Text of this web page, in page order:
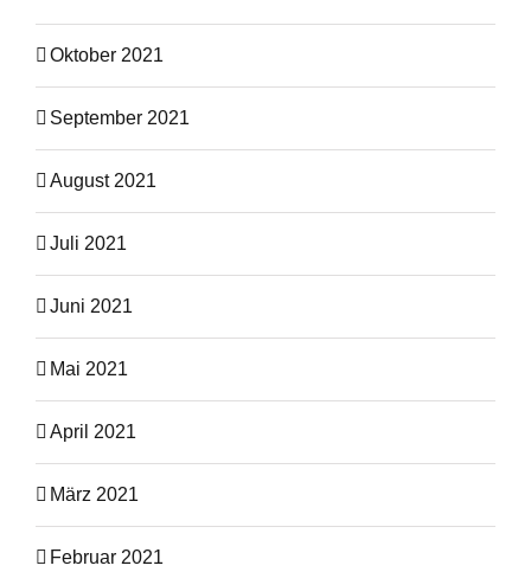
Oktober 2021
September 2021
August 2021
Juli 2021
Juni 2021
Mai 2021
April 2021
März 2021
Februar 2021